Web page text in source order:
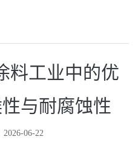
料工业中的优
与耐腐蚀性
06-22